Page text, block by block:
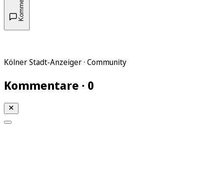
Kölner Stadt-Anzeiger · Community
Kommentare · 0